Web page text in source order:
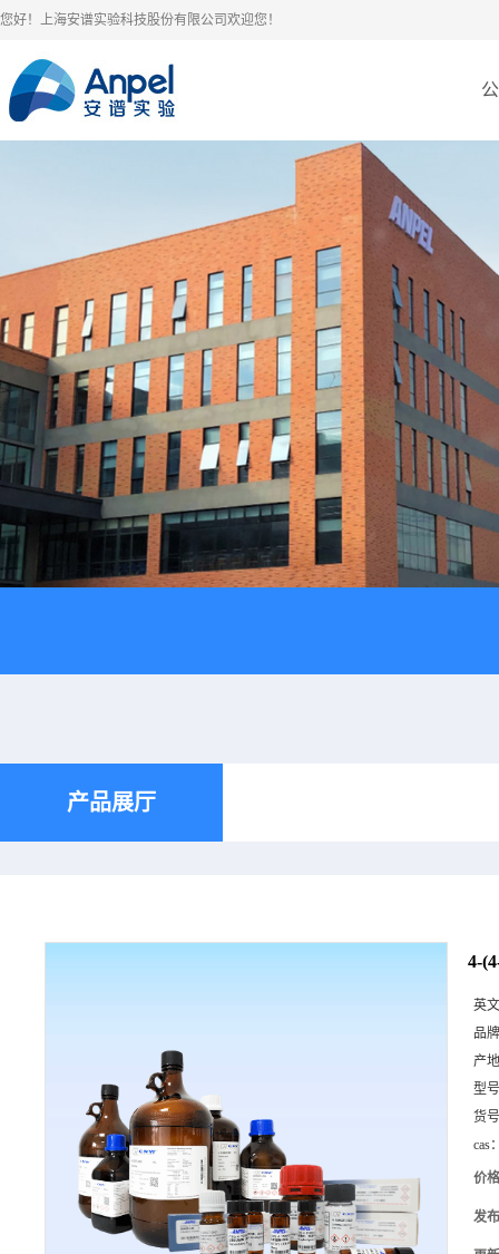
您好！上海安谱实验科技股份有限公司欢迎您！
产品展厅
4-
英
品
产
型
货
cas
价
发